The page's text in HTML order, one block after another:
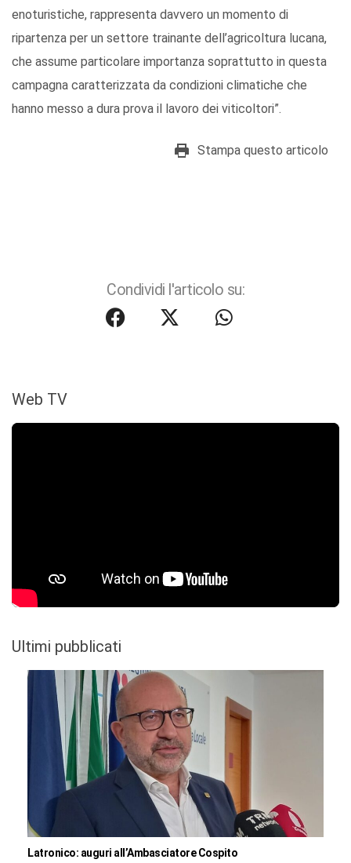
enoturistiche, rappresenta davvero un momento di
ripartenza per un settore trainante dell’agricoltura lucana,
che assume particolare importanza soprattutto in questa
campagna caratterizzata da condizioni climatiche che
hanno messo a dura prova il lavoro dei viticoltori”.
Stampa questo articolo
Condividi l'articolo su:
Web TV
Ultimi pubblicati
Latronico: auguri all’Ambasciatore Cospito